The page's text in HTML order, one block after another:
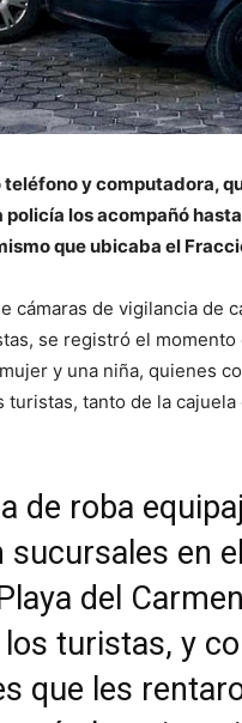
y computadora,
los acompañó
que ubicaba el
cámaras de vigilancia de
se registró el
y una niña, quienes
tanto de la
de roba
en
del
turistas, y
que les